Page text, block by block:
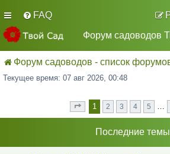
FAQ
Форум садоводов
Форум садоводов - список
Текущее время: 07 авг 2026, 00:48
Страница 1из 10
1 2 3 4 5 …
Последние темы